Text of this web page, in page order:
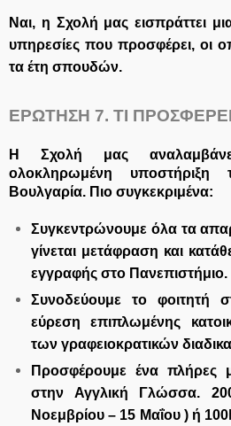
Ναι, η Σχολή μας εισπράττει
υπηρεσίες που προσφέρει, οι
τα έτη σπουδών.
ΕΡΩΤΗΣΗ 7. ΤΙ
Η Σχολή μας
ολοκληρωμένη
Βουλγαρία. Πιο συγκεκριμένα:
Συγκεντρώνουμε όλα τα
γίνεται μετάφραση και
εγγραφής στο Πανεπιστήμιο.
Συνοδεύουμε το φοιτητή
εύρεση επιπλωμένης
των γραφειοκρατικών
Προσφέρουμε ένα πλήρες
στην Αγγλική Γλώσσα.
Νοεμβρίου – 15 Μαΐου ) ή 100